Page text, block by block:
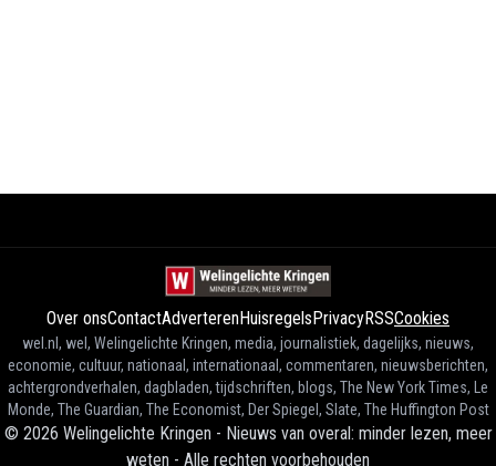
Over onsContactAdverterenHuisregels PrivacyRSSCookies
wel.nl, wel, Welingelichte Kringen, media, journalistiek, dagelijks, nieuws,
economie, cultuur, nationaal, internationaal, commentaren, nieuwsberichten,
achtergrondverhalen, dagbladen, tijdschriften, blogs, The New York Times, Le
Monde, The Guardian, The Economist, Der Spiegel, Slate, The Huffington Post
© 2026 Welingelichte Kringen - Nieuws van overal: minder lezen, meer
weten - Alle rechten voorbehouden